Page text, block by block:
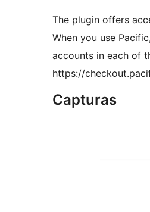
The plugin offers
When you use
accounts in each of
https://
Capturas